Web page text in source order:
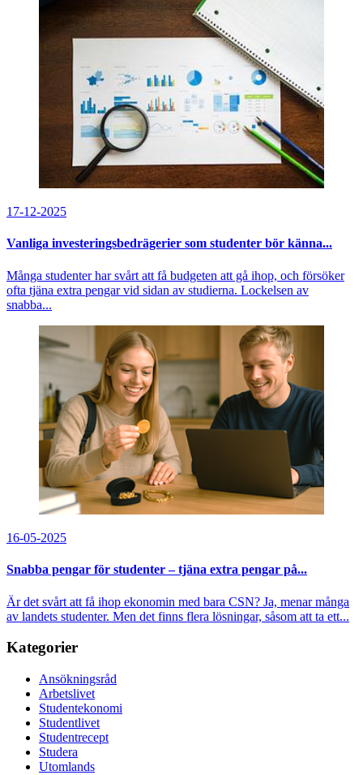
17-12-2025
Vanliga investeringsbedrägerier som studenter bör känna...
Många studenter har svårt att få budgeten att gå ihop, och försöker
ofta tjäna extra pengar vid sidan av studierna. Lockelsen av
snabba...
16-05-2025
Snabba pengar för studenter – tjäna extra pengar på...
Är det svårt att få ihop ekonomin med bara CSN? Ja, menar många
av landets studenter. Men det finns flera lösningar, såsom att ta ett...
Kategorier
Ansökningsråd
Arbetslivet
Studentekonomi
Studentlivet
Studentrecept
Studera
Utomlands